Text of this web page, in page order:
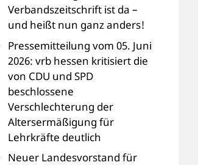
Verbandszeitschrift ist da –
und heißt nun ganz anders!
Pressemitteilung vom 05. Juni
2026: vrb hessen kritisiert die
von CDU und SPD
beschlossene
Verschlechterung der
Altersermäßigung für
Lehrkräfte deutlich
Neuer Landesvorstand für